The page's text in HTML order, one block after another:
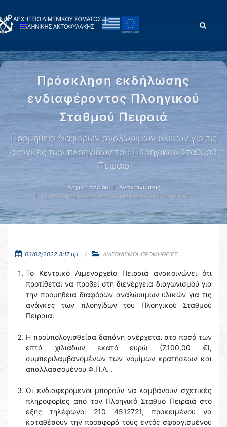
Πρόσκληση εκδήλωσης
ενδιαφέροντος Πλοηγικού
Σταθμού Πειραιά
Προμήθεια διαφόρων αναλώσιμων υλικών για τις
ανάγκες των πλοηγίδων του Πλοηγικού Σταθμού
Πειραιά
Αρχική σελίδα
Ανακοινώσεις
Πρόσκληση εκδήλωσης ενδιαφέροντος Πλοηγικού …
03/02/2022 3:17 μμ. ΔΙΑΓΩΝΙΣΜΟΙ-ΠΡΟΜΗΘΕΙΕΣ
Το Κεντρικό Λιμεναρχείο Πειραιά ανακοινώνει ότι
προτίθεται να προβεί στη διενέργεια διαγωνισμού για
την προμήθεια διαφόρων αναλώσιμων υλικών για τις
ανάγκες των πλοηγίδων του Πλοηγικού Σταθμού
Πειραιά.
Η προϋπολογισθείσα δαπάνη ανέρχεται στο ποσό των
επτά χιλιάδων εκατό ευρώ (7.100,00 €),
συμπεριλαμβανομένων των νομίμων κρατήσεων και
απαλλασσομένου Φ.Π.Α. .
Οι ενδιαφερόμενοι μπορούν να λαμβάνουν σχετικές
πληροφορίες από τον Πλοηγικό Σταθμό Πειραιά στο
εξής τηλέφωνο: 210 4512721, προκειμένου να
καταθέσουν την προσφορά τους εντός σφραγισμένου